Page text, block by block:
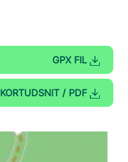
GPX FIL
KORTUDSNIT / PDF